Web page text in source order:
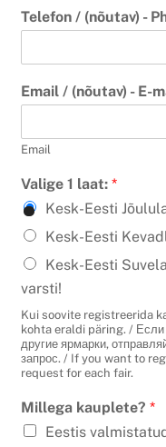
Telefon / (nõutav) -
Email / (nõutav) - E-
Email
Valige 1 laat:*
Kesk-Eesti
Kesk-Eesti
Kesk-Eesti
varsti!
Kui soovite registreerida
kohta eraldi päring. / Если
другие ярмарки,
запрос. / If you want to
request for each fair.
Millega kauplete?*
Eestis